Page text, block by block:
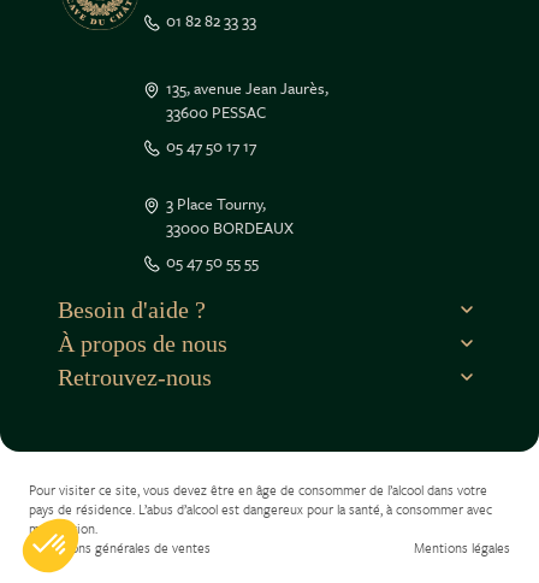
01 82 82 33 33
135, avenue Jean Jaurès,
33600 PESSAC
05 47 50 17 17
3 Place Tourny,
33000 BORDEAUX
05 47 50 55 55
Besoin d'aide ?
À propos de nous
Retrouvez-nous
Pour visiter ce site, vous devez être en âge de consommer de l’alcool dans votre
pays de résidence. L’abus d’alcool est dangereux pour la santé, à consommer avec
modération.
Conditions générales de ventes
Mentions légales